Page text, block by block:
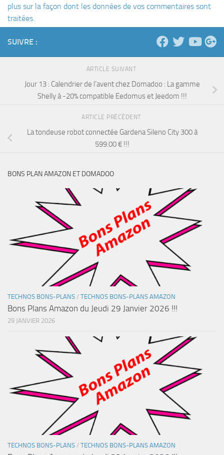
plus sur la façon dont les données de vos commentaires sont
traitées.
SUIVRE :
ARTICLE SUIVANT
Jour 13 : Calendrier de l’avent chez Domadoo : La gamme
Shelly à -20% compatible Eedomus et Jeedom !!!
ARTICLE PRÉCÉDENT
La tondeuse robot connectée Gardena Sileno City 300 à
599.00 € !!!
BONS PLAN AMAZON ET DOMADOO
TECHNOS BONS-PLANS / TECHNOS BONS-PLANS AMAZON
Bons Plans Amazon du Jeudi 29 Janvier 2026 !!!
29 JANVIER 2026
TECHNOS BONS-PLANS / TECHNOS BONS-PLANS AMAZON